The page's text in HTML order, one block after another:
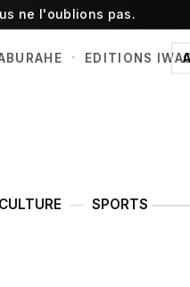
ne l'oublions pas.
· EDITIONS
CULTURE SPORTS